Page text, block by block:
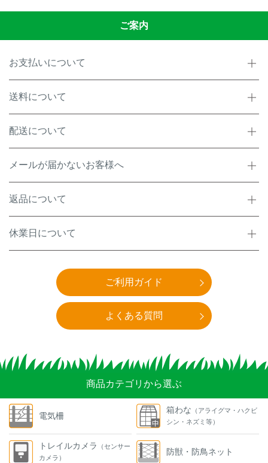
ご案内
お支払いについて
送料について
配送について
メールが届かないお客様へ
返品について
休業日について
ご利用ガイド
よくある質問
商品カテゴリから選ぶ
電気柵
トレイルカメラ
（センサー
カメラ）
箱わな （アライグマ・ハクビ
シン・ネズミ等）
防獣・防鳥ネット